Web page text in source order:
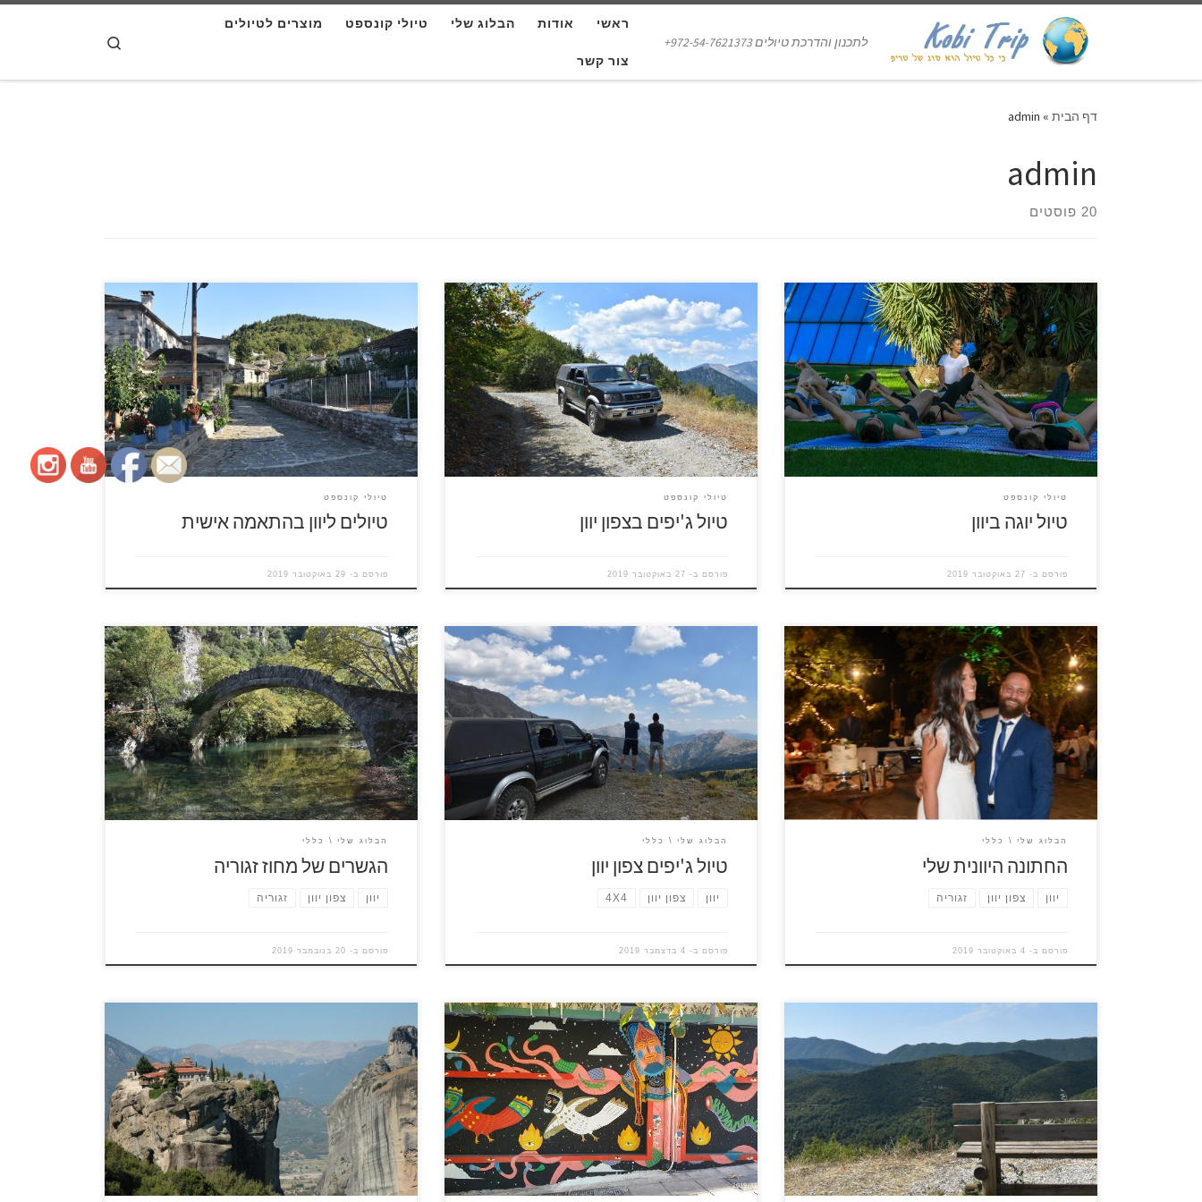
לתכנון והדרכת טיולים 972-54-7621373+
ראשי אודות הבלוג שלי טיולי קונספט מוצרים לטיולים
צור קשר
דף הבית »
admin
admin
20 פוסטים
יוון, ערש התרבות האנושית, המיתולוגיה, התיאטרון,
השירה. מולדת המשחקים האולימפיים, ההערצה לגוף
האדם. ביוון העתיקה התפתחו הפילוסופיה, הרטוריקה
והדמוקרטיה. יוון היא ארץ יפיפייה, עם מטבח מקומי
מופלא, מוזיקה פותחת לבבות, פסיפס אנושי רב גוני
המתהדר בהכנסת אורחים ים תיכונית משובחת. אנחנו
אוהבים את יוון. מאד. שזירת תרגולי יוגה, ותנועה בכלל,
[…]
טיולי קונספט
טיול יוגה ביוון
פורסם ב- 27 באוקטובר 2019
יוון מציעה למטיילים בה נקודת מבט שונות, אחת היותר
מעניינות היא דרך השטח. בואו להכיר את יוון ההררית
בטיול יחודי שאי אפשר לחוות אותו ברכב רגיל או ברכבי
שטח "רכים", נסיעה בדרכים לא סלולות, ביקור בכפרים
יחודיים שהזמן עצר בהם מלכת, מקומות שנראים
אחרת בכל עונה של השנה, והכל בניחוח […]
טיולי קונספט
טיול ג'יפים בצפון יוון
פורסם ב- 27 באוקטובר 2019
כשעולה לנו הרעיון לצאת לטיול משפחתי או קבוצתי
לחו"ל מיד עולה השאלה…..מאיפה מתחילים? לאחר
שקראנו קצת על היעד (או היעדים) אנחנו מתחילים
לאסוף חומר לתוכן ומתחילים לבנות את המסלול,
העניין הוא שכמו כל דבר בחיים "אין חכם כבעל נסיון".
היתרון של לפנות לאנשים שכבר מכירים את היעד על
בוריו הוא […]
טיולי קונספט
טיולים ליוון בהתאמה אישית
פורסם ב- 29 באוקטובר 2019
שעת בין ערביים, התאריך 31 לאוגוסט, היום האחרון של
עונת התיירות, המקום פפיגו, כפר קטן באיזור זגוריה,
כל אנשי הכפר מתנצלים בפניי התיירים שעדיין נופשים
באיזור שעליהם להתפנות לאירוע מקומי, החתונה של
וולה ויאניס כל הכפר התמרק לקראת החתונה,
האורחים לבשו את מיטב מחלצותיהם ופנו תחילה אל
הכנסייה בכפר השכן […]
הבלוג שלי כללי
החתונה היוונית שלי
יוון צפון יוון זגוריה
פורסם ב- 4 באוקטובר 2019
כל מי שיחפש ברשת "טיול ג'יפים בצפון יוון" יקבל המון
הצעות מהמון חברות, איך יודעים מה לבחור? איך
יודעים מה מתאים להעדפות שלנו? ומה צפוי לנו בכל
אחת מההצעות שנקבל? אנסה לעשות קצת סדר
ולהסביר את ההבדלים בין ההצעות השונות. נתחיל
ברכבים עצמם, רוב הטיולים שיציעו לכם ברשת הם
ברכבים […]
הבלוג שלי כללי
טיול ג'יפים צפון יוון
יוון צפון יוון 4X4
פורסם ב- 4 בדצמבר 2019
איזור זגוריה הנמצא בצפון יוון מורכב לתנועה מבחינה
גאוגרפית, שרשרת הרים גבוהים מופרדים בעמקים
רבים שזורמים בהם נחלים ונהרות. במאות הקודמות
בהם הייתה התנועה ממקום למקום מושתתת על
עגלות וחמורים נסללו שבילים שחיברו בין הכפרים
הפזורים באיזור, חלק מהשבילים היו צרים לתנועת
אדם עם חמור וחלקם קצת יותר רחבים למעבר […]
הבלוג שלי כללי
הגשרים של מחוז זגוריה
יוון צפון יוון זגוריה
פורסם ב- 20 בנובמבר 2019
החבל והכפרים שבו הנקראים
"כפרי-זגוריה" (ZGOROCHORIA), אוסף של 45 כפרים
קטנים, מאכלסים כמה אלפי אנשים ומספרים סיפור
ייחודי ומעניין של חבל הארץ הזה. איזור זגוריה משתרע
על פני כ1000 קמ"ר, נמצא באיזור הצפון מערבי של יוון,
גובל בצידו הצפוני באלבניה, איזור הררי ביותר, מושלג
בחורף, מחורץ בערוצים עמוקים עם נחלים שזורמים
בהם […]
המטייל ברחובות אתונה – וגם ברחובות ערים אחרות
ביוון – נחשף לכמות גדולה ביותר של גרפיטי על הקירות,
חלק מהגרפיטי ציורי וחלק במילים. הגרפיטי באתונה
קיים עוד מימי המחאות כנגד שלטון החונטה הצבאית.
בשנות השבעים נצבעו קירות המדינה בססמאות נגד
הצבא ובעד חזרה לדמוקרטיה ולבחירות חופשיות,
החלק הציורי התרחב בהתאם […]
לתייר המבקר באיזור מישורי תסליה שבמרכז יוון נגלה
מראה יוצא דופן. צוקים המזדקרים עד לגובה של 400
מטר ועל חלקם ניצבים מבנים. מה הם אותם צוקים?
מה הם אותם מבנים? איך בנו אותם שם? ומה היא
אותה תופעת טבע ייחודית? הצוקים עצמם הם תופעה
גיאולוגית מאוד ייחודית לאזור, הם נוצרו […]